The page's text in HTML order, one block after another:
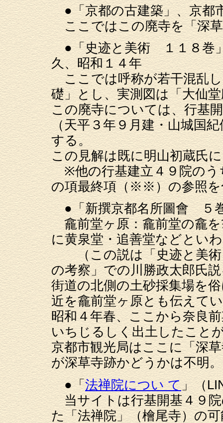
●「京都の古建築」、京都
ここではこの廃寺を「深草
●「史迹と美術 １１８巻」
久、昭和１４年
ここでは呼称が若干混乱し
礎」とし、実測図は「大仙
この廃寺については、行基
（天平３年９月建・山城国
する。
この見解は既に明山初蔵氏
※他の行基建立４９院のう
の項最終項（※※）の参照を
●「新撰京都名所圖會 ５巻
龕前堂ヶ原：龕前堂の龕を
に黄泉堂・追善堂などとい
（この説は「史迹と美術
の考察」での川勝政太郎氏
街道の北側の土砂採集場を
近を龕前堂ヶ原とも伝えて
昭和４年春、ここから奈良
いちじるしく出土したこと
京都市観光局はここに「深
が深草寺跡かどうかは不明。
●「法禅院につい て」（
当サイトは行基開基４９院
た「法禅院」（檜尾寺）の